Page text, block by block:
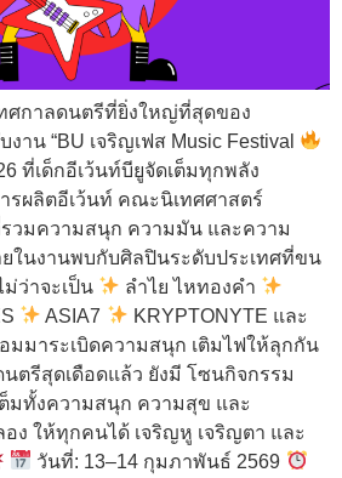
ศกาลดนตรีที่ยิ่งใหญ่ที่สุดของ
าน “BU เจริญเฟส Music Festival
ที่เด็กอีเว้นท์บียูจัดเต็มทุกพลัง
รผลิตอีเว้นท์ คณะนิเทศศาสตร์
วมความสนุก ความมัน และความ
ยในงานพบกับศิลปินระดับประเทศที่ขน
ว่าจะเป็น
ลำไย ไหทองคำ
ASIA7
KRYPTONYTE และ
มาระเบิดความสนุก เติมไฟให้ลุกกัน
ตรีสุดเดือดแล้ว ยังมี โซนกิจกรรม
มทั้งความสนุก ความสุข และ
ง ให้ทุกคนได้ เจริญหู เจริญตา และ
วันที่: 13–14 กุมภาพันธ์ 2569